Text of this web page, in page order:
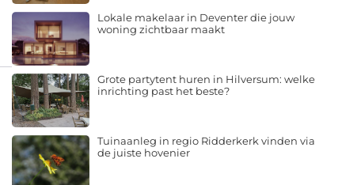
Lokale makelaar in Deventer die jouw
woning zichtbaar maakt
Grote partytent huren in Hilversum: welke
inrichting past het beste?
Tuinaanleg in regio Ridderkerk vinden via
de juiste hovenier